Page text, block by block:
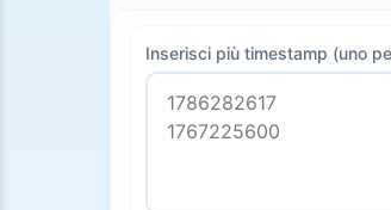
Inserisci più timestamp (uno